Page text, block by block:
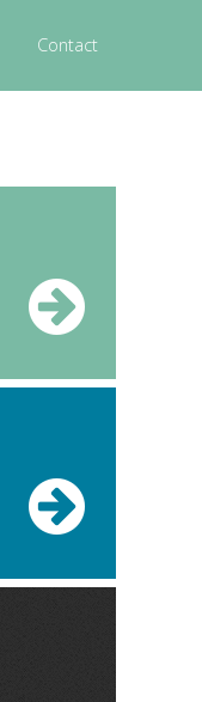
Contact